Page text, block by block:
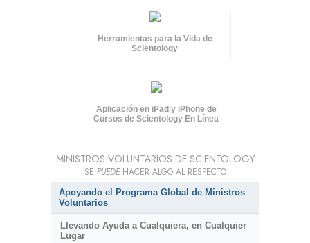
Herramientas para la Vida de
Scientology
Aplicación en iPad y iPhone de
Cursos de Scientology En Línea
MINISTROS VOLUNTARIOS DE SCIENTOLOGY
SE PUEDEHACER ALGO AL RESPECTO
Apoyando el Programa Global de Ministros
Voluntarios
Llevando Ayuda a Cualquiera, en Cualquier
Lugar